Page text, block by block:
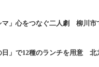
マ」心をつなぐ二人劇 柳川市
日」で12種のランチを用意 北